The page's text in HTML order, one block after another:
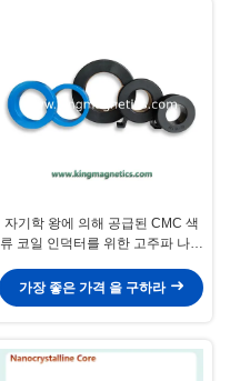
자기학 왕에 의해 공급된 CMC 색
류 코일 인덕터를 위한 고주파 나노
가장 좋은 가격 을 구하라